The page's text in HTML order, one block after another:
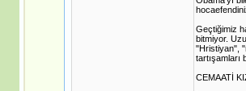
Geçtiğimiz
bitmiyor.
"Hristiyan",
tartışamları
CEMAATİ